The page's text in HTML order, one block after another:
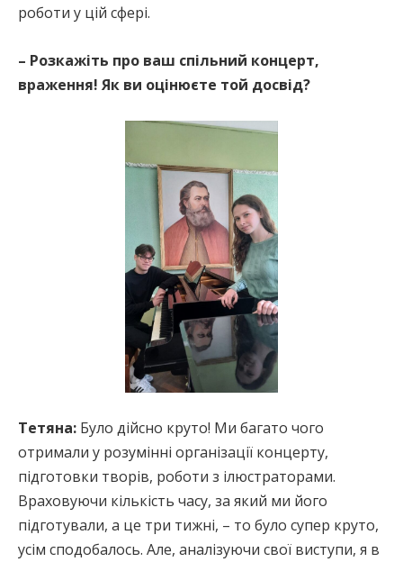
роботи у цій сфері.
– Розкажіть про ваш спільний концерт,
враження! Як ви оцінюєте той досвід?
Тетяна: Було дійсно круто! Ми багато чого
отримали у розумінні організації концерту,
підготовки творів, роботи з ілюстраторами.
Враховуючи кількість часу, за який ми його
підготували, а це три тижні, – то було супер круто,
усім сподобалось. Але, аналізуючи свої виступи, я в